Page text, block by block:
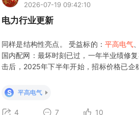
2026-07-19 09:42:10
电力行业更新
同样是结构性亮点。 受益标的： 平高电气
国内配网：最坏时刻已过，一年半业绩修
击后，2025年下半年开始，招标价格已
年至2027年（未来一
S 平高电气
4 7 10